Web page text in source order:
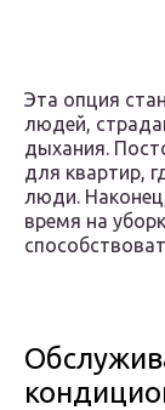
Эта опция
людей,
дыхания.
для квартир,
люди.
время на